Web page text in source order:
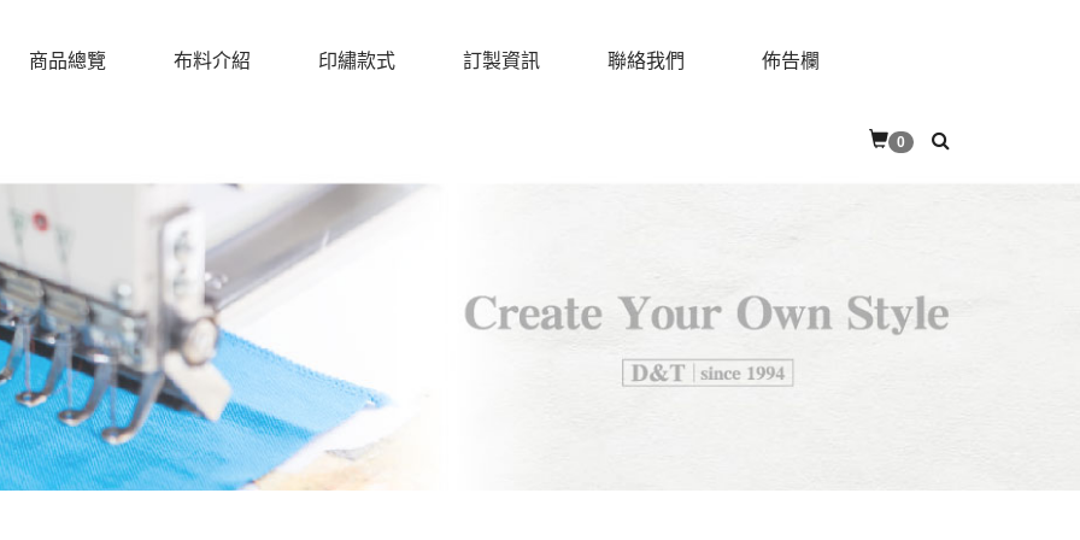
商品總覽 布料介紹 印繡款式 訂製資訊 聯絡我們 佈告欄
0